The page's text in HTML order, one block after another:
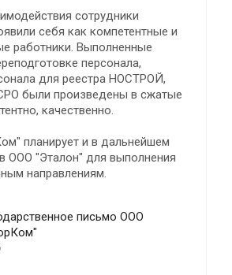
сотрудники
себя как компетентные и
работники. Выполненные
персонала,
для реестра НОСТРОЙ,
были произведены в сжатые
качественно.
планирует и в дальнейшем
ООО "Эталон" для выполнения
направлениям.
письмо ООО